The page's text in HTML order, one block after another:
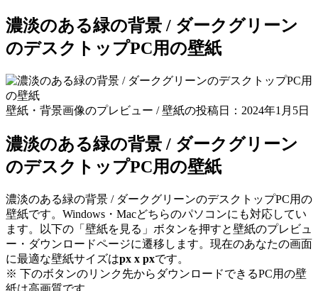
濃淡のある緑の背景 / ダークグリーン
のデスクトップPC用の壁紙
壁紙・背景画像のプレビュー / 壁紙の投稿日：2024年1月5日
濃淡のある緑の背景 / ダークグリーン
のデスクトップPC用の壁紙
濃淡のある緑の背景 / ダークグリーンのデスクトップPC用の
壁紙です。Windows・Macどちらのパソコンにも対応してい
ます。以下の「壁紙を見る」ボタンを押すと壁紙のプレビュ
ー・ダウンロードページに遷移します。現在のあなたの画面
に最適な壁紙サイズはpx x pxです。
※ 下のボタンのリンク先からダウンロードできるPC用の壁
紙は高画質です